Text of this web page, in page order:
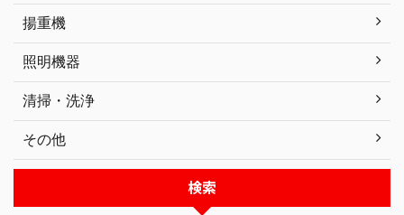
揚重機
照明機器
清掃・洗浄
その他
検索